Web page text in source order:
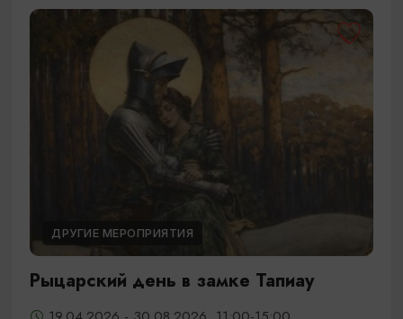
ДРУГИЕ МЕРОПРИЯТИЯ
Рыцарский день в замке Тапиау